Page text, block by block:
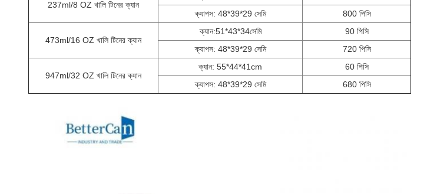
237ml/8 OZ খালি টিনের ক্যান
ক্যাপস: 48*39*29 সেমি
800 পিসি
473ml/16 OZ খালি টিনের ক্যান
ক্যান:51*43*34সেমি
90 পিসি
ক্যাপস: 48*39*29 সেমি
720 পিসি
947ml/32 OZ খালি টিনের ক্যান
ক্যান: 55*44*41cm
60 পিসি
ক্যাপস: 48*39*29 সেমি
680 পিসি